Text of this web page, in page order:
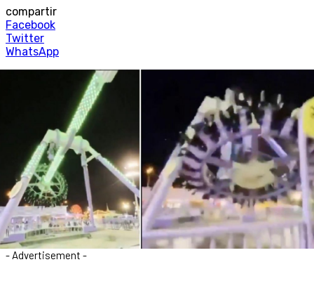
compartir
Facebook
Twitter
WhatsApp
- Advertisement -